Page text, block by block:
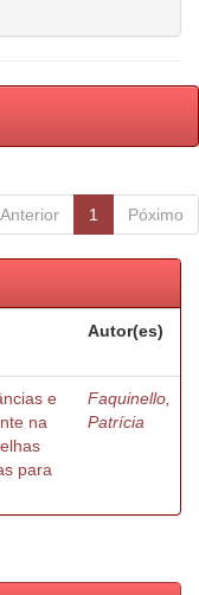
Anterior 1 Póximo
Autor(es)
e
na
para
Faquinello,
Patrícia